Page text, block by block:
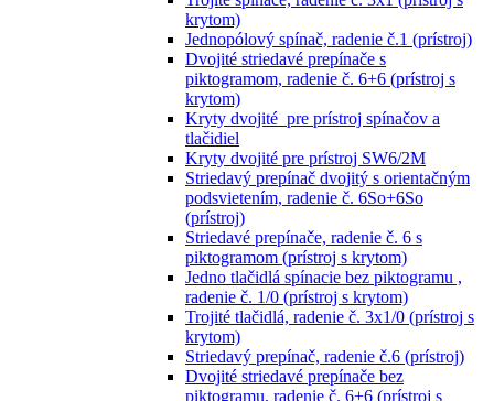
krytom)
Jednopólový spínač, radenie č.1 (prístroj)
Dvojité striedavé prepínače s
piktogramom, radenie č. 6+6 (prístroj s
krytom)
Kryty dvojité pre prístroj spínačov a
tlačidiel
Kryty dvojité pre prístroj SW6/2M
Striedavý prepínač dvojitý s orientačným
podsvietením, radenie č. 6So+6So
(prístroj)
Striedavé prepínače, radenie č. 6 s
piktogramom (prístroj s krytom)
Jedno tlačidlá spínacie bez piktogramu ,
radenie č. 1/0 (prístroj s krytom)
Trojité tlačidlá, radenie č. 3x1/0 (prístroj s
krytom)
Striedavý prepínač, radenie č.6 (prístroj)
Dvojité striedavé prepínače bez
piktogramu, radenie č. 6+6 (prístroj s